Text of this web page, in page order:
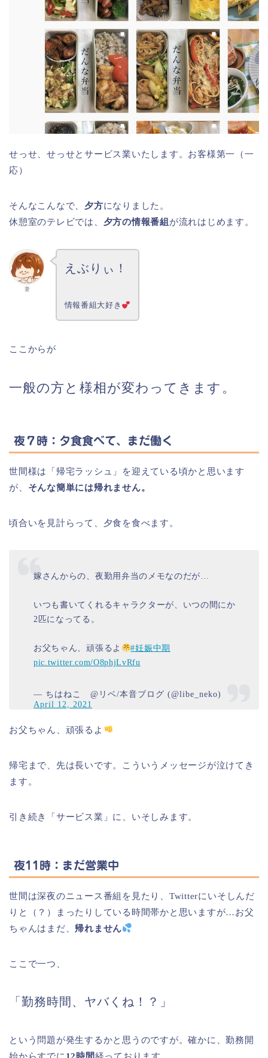
せっせ、せっせとサービス業いたします。お客様第一（一
応）
そんなこんなで、 夕方になりました。
休憩室のテレビでは、 夕方の情報番組 が流れはじめます。
妻
えぶりぃ！
情報番組大好き
ここからが
一般の方と様相が変わってきます。
夜７時：夕食食べて、まだ働く
世間様は「帰宅ラッシュ」を迎えている頃かと思います
が、 そんな簡単には帰れません。
頃合いを見計らって、夕食を食べます。
嫁さんからの、夜勤用弁当のメモなのだが…
いつも書いてくれるキャラクターが、いつの間にか
2匹になってる。
お父ちゃん、頑張るよ
#妊娠中期
pic.twitter.com/O8phjLvRfu
— ちはねこ @リベ/本音ブログ (@libe_neko)
April 12, 2021
お父ちゃん、頑張るよ
帰宅まで、先は長いです。こういうメッセージが泣けてき
ます。
引き続き「サービス業」に、いそしみます。
夜11時：まだ営業中
世間は深夜のニュース番組を見たり、Twitterにいそしんだ
りと（？）まったりしている時間帯かと思いますが…お父
ちゃんはまだ、 帰れません
ここで一つ、
「勤務時間、ヤバくね！？」
という問題が発生するかと思うのですが。確かに、勤務開
始からすでに 12時間経っております。